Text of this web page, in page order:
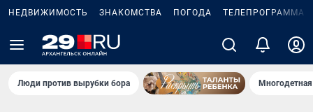
НЕДВИЖИМОСТЬ ЗНАКОМСТВА ПОГОДА ТЕЛЕПРОГРАММА
Люди против вырубки бора